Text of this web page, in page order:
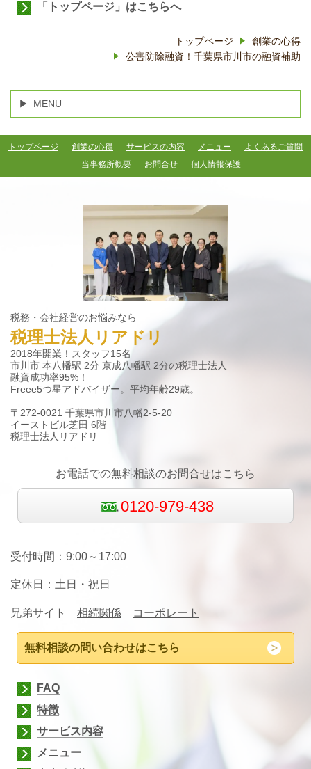
「トップページ」はこちらへ
トップページ
創業の心得
公害防除融資！千葉県市川市の融資補助
MENU
トップページ 創業の心得 サービスの内容 メニュー
よくあるご質問
当事務所概要
お問合せ 個人情報保護
税務・会社経営のお悩みなら
税理士法人リアドリ
2018年開業！スタッフ15名
市川市 本八幡駅 2分 京成八幡駅 2分の税理士法人
融資成功率95%！
Freee5つ星アドバイザー。平均年齢29歳。
〒272-0021 千葉県市川市八幡2-5-20
イーストビル芝田 6階
税理士法人リアドリ
お電話での無料相談のお問合せはこちら
0120-979-438
受付時間：9:00～17:00
定休日：土日 ・祝日
兄弟サイト 相続関係 コーポレート
無料相談の問い合わせはこちら
FAQ
特徴
サービス内容
メニュー